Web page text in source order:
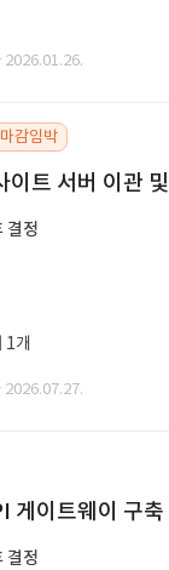
2026.01.26.
마감임박
트 서버 이관
결정
1개
2026.07.27.
게이트웨이 구축
결정